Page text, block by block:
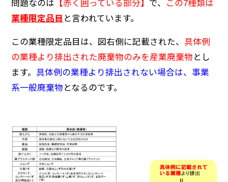
業種限定品目 と言われています。
この業種限定品目は、図右側に記載された、 具体例
の業種より排出された廃棄物のみを産業廃棄物とし
ます。 具体例の業種より排出されない場合は、事業
系一般廃棄物となるのです。